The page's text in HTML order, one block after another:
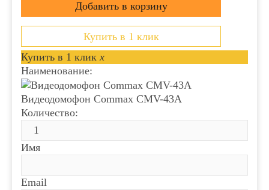
Купить в 1 клик
Купить в 1 клик x
Наименование:
Видеодомофон Commax CMV-43A
Количество:
Имя
Email